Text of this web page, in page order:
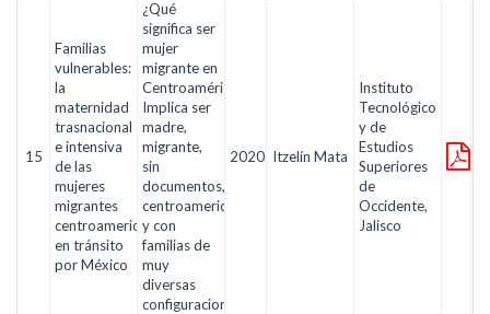
15
Familias
vulnerables:
la
maternidad
trasnacional
e intensiva
de las
mujeres
migrantes
centroamericanas
en tránsito
por México
¿Qué
significa ser
mujer
migrante en
Centroamérica?
Implica ser
madre,
migrante,
sin
documentos,
centroamericana
y con
familias de
muy
diversas
configuraciones.
2020 Itzelín Mata
Instituto
Tecnológico
y de
Estudios
Superiores
de
Occidente,
Jalisco